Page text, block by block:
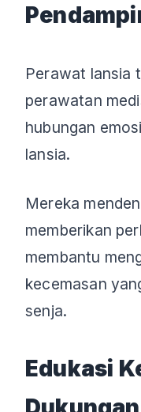
Perawat lansia
perawatan
hubungan
lansia.
Mereka
memberikan
membantu
kecemasan
senja.
Edukasi